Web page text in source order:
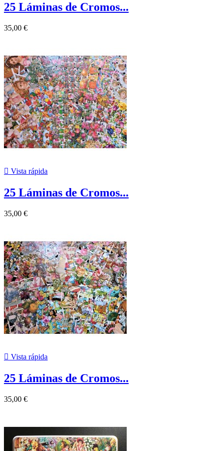
25 Láminas de Cromos...
35,00 €
 Vista rápida
25 Láminas de Cromos...
35,00 €
 Vista rápida
25 Láminas de Cromos...
35,00 €